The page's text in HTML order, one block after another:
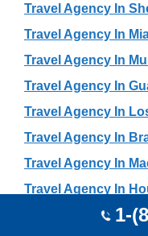
Travel Agency In
Travel Agency In
Travel Agency In
Travel Agency In
Travel Agency In
Travel Agency In
Travel Agency In
Travel Agency In
Travel Agency In
1-